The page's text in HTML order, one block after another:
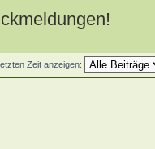
Zeit anzeigen: